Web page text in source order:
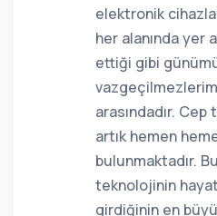
elektronik
her alanında yer
ettiği gibi
arasındadır. Cep
artık hemen
bulunmaktadır.
teknolojinin
girdiğinin en